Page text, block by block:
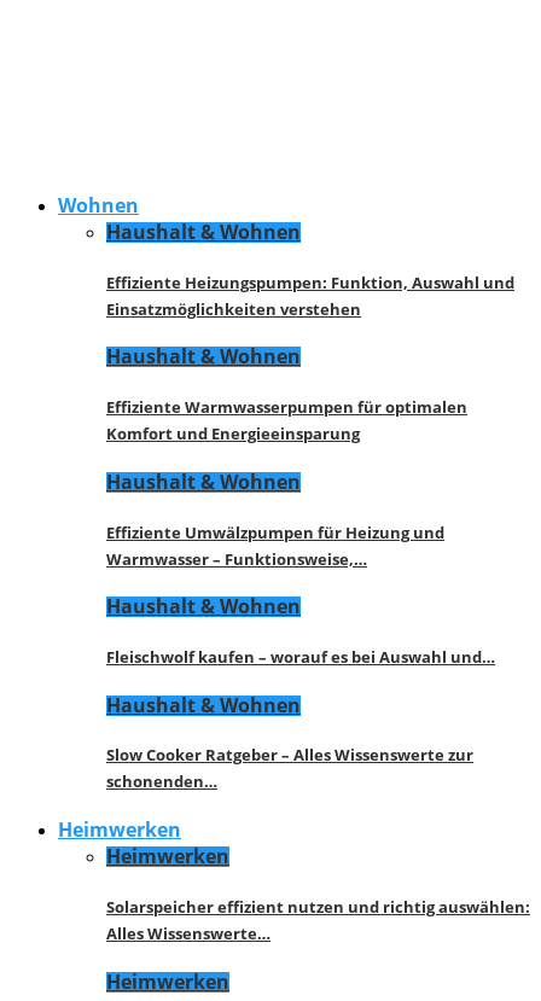
Wohnen
Haushalt & Wohnen
Effiziente Heizungspumpen: Funktion, Auswahl und
Einsatzmöglichkeiten verstehen
Haushalt & Wohnen
Effiziente Warmwasserpumpen für optimalen
Komfort und Energieeinsparung
Haushalt & Wohnen
Effiziente Umwälzpumpen für Heizung und
Warmwasser – Funktionsweise,…
Haushalt & Wohnen
Fleischwolf kaufen – worauf es bei Auswahl und…
Haushalt & Wohnen
Slow Cooker Ratgeber – Alles Wissenswerte zur
schonenden…
Heimwerken
Heimwerken
Solarspeicher effizient nutzen und richtig auswählen:
Alles Wissenswerte…
Heimwerken